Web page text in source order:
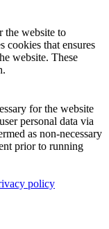
the website to
cookies that ensures
website. These
for the website
personal data via
as non-necessary
prior to running
policy